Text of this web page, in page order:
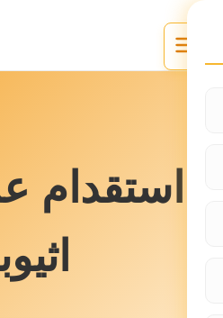
استقدام